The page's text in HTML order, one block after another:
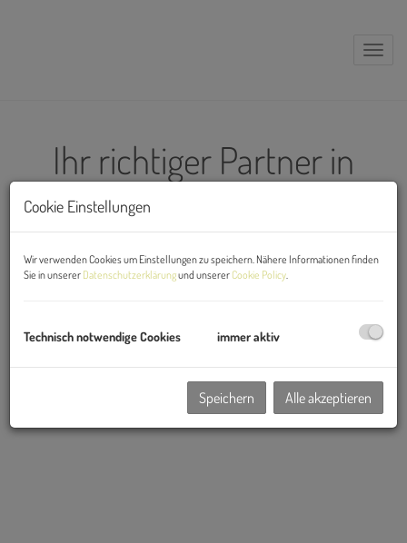
Ihr richtiger Partner in
Immobilienverwaltung!
Bedürfnisse. Die perfekte Kombination aus Persönlich und
Professionell
Cookie Einstellungen
Wir verwenden Cookies um Einstellungen zu speichern. Nähere Informationen finden
Sie in unserer Datenschutzerklärungund unserer Cookie Policy.
Technisch notwendige Cookies immer aktiv
Speichern Alle akzeptieren